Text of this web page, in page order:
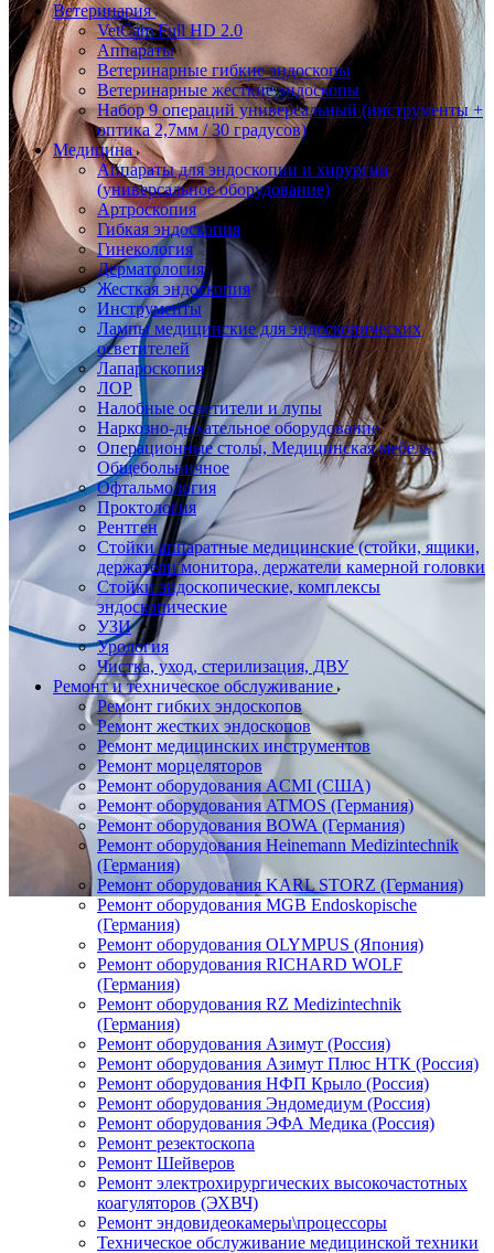
Ветеринария
VetCam Full HD 2.0
Аппараты
Ветеринарные гибкие эндоскопы
Ветеринарные жесткие эндоскопы
Набор 9 операций универсальный (инструменты +
оптика 2,7мм / 30 градусов)
Медицина
Аппараты для эндоскопии и хирургии
(универсальное оборудование)
Артроскопия
Гибкая эндоскопия
Гинекология
Дерматология
Жесткая эндоскопия
Инструменты
Лампы медицинские для эндоскопических
осветителей
Лапароскопия
ЛОР
Налобные осветители и лупы
Наркозно-дыхательное оборудование
Операционные столы, Медицинская мебель,
Общебольничное
Офтальмология
Проктология
Рентген
Стойки аппаратные медицинские (стойки, ящики,
держатели монитора, держатели камерной головки
Стойки эндоскопические, комплексы
эндоскопические
УЗИ
Урология
Чистка, уход, стерилизация, ДВУ
Ремонт и техническое обслуживание
Ремонт гибких эндоскопов
Ремонт жестких эндоскопов
Ремонт медицинских инструментов
Ремонт морцеляторов
Ремонт оборудования ACMI (США)
Ремонт оборудования ATMOS (Германия)
Ремонт оборудования BOWA (Германия)
Ремонт оборудования Heinemann Medizintechnik
(Германия)
Ремонт оборудования KARL STORZ (Германия)
Ремонт оборудования MGB Endoskopische
(Германия)
Ремонт оборудования OLYMPUS (Япония)
Ремонт оборудования RICHARD WOLF
(Германия)
Ремонт оборудования RZ Medizintechnik
(Германия)
Ремонт оборудования Азимут (Россия)
Ремонт оборудования Азимут Плюс НТК (Россия)
Ремонт оборудования НФП Крыло (Россия)
Ремонт оборудования Эндомедиум (Россия)
Ремонт оборудования ЭФА Медика (Россия)
Ремонт резектоскопа
Ремонт Шейверов
Ремонт электрохирургических высокочастотных
коагуляторов (ЭХВЧ)
Ремонт эндовидеокамеры\процессоры
Техническое обслуживание медицинской техники